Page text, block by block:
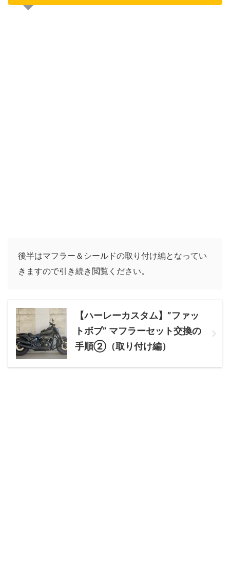
後半はマフラー＆シールドの取り付け編となってい
きますので引き続き閲覧ください。
【ハーレーカスタム】”ファッ
トボブ” マフラーセット交換の
手順②（取り付け編）